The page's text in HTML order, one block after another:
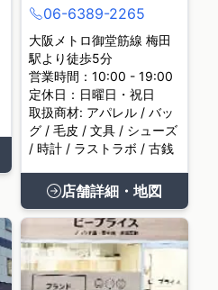
06-6389-2265
大阪メトロ御堂筋線 梅田
駅より徒歩5分
営業時間：10:00 - 19:00
定休日：日曜日・祝日
取扱商材: アパレル / バッ
グ / 毛皮 / 文具 / シューズ
/ 時計 / ラストラボ / 古銭
店舗詳細・地図